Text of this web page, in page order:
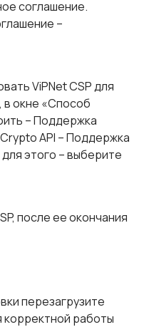
соглашение.
–
ViPNet CSP для
окне «Способ
– Поддержка
API – Поддержка
этого – выберите
после ее окончания
перезагрузите
работы